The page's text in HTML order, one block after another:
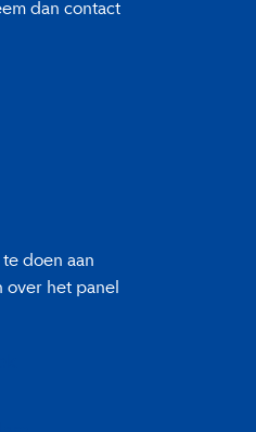
dan contact
doen aan
over het panel